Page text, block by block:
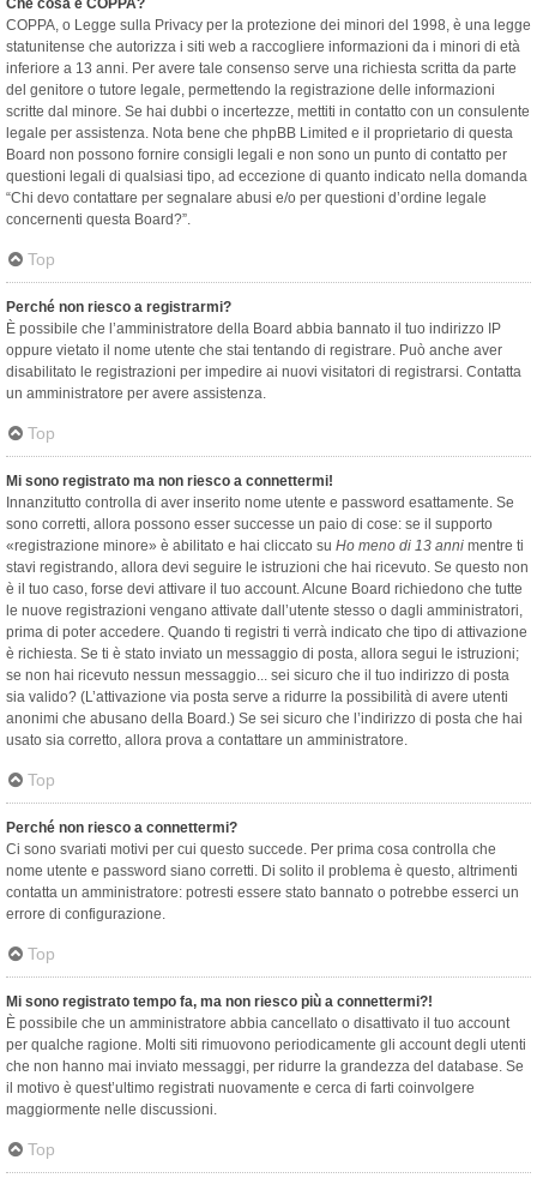
Che cosa è COPPA?
COPPA, o Legge sulla Privacy per la protezione dei minori del 1998, è una legge
statunitense che autorizza i siti web a raccogliere informazioni da i minori di età
inferiore a 13 anni. Per avere tale consenso serve una richiesta scritta da parte
del genitore o tutore legale, permettendo la registrazione delle informazioni
scritte dal minore. Se hai dubbi o incertezze, mettiti in contatto con un consulente
legale per assistenza. Nota bene che phpBB Limited e il proprietario di questa
Board non possono fornire consigli legali e non sono un punto di contatto per
questioni legali di qualsiasi tipo, ad eccezione di quanto indicato nella domanda
“Chi devo contattare per segnalare abusi e/o per questioni d’ordine legale
concernenti questa Board?”.
Top
Perché non riesco a registrarmi?
È possibile che l’amministratore della Board abbia bannato il tuo indirizzo IP
oppure vietato il nome utente che stai tentando di registrare. Può anche aver
disabilitato le registrazioni per impedire ai nuovi visitatori di registrarsi. Contatta
un amministratore per avere assistenza.
Top
Mi sono registrato ma non riesco a connettermi!
Innanzitutto controlla di aver inserito nome utente e password esattamente. Se
sono corretti, allora possono esser successe un paio di cose: se il supporto
«registrazione minore» è abilitato e hai cliccato su Ho meno di 13 anni mentre ti
stavi registrando, allora devi seguire le istruzioni che hai ricevuto. Se questo non
è il tuo caso, forse devi attivare il tuo account. Alcune Board richiedono che tutte
le nuove registrazioni vengano attivate dall’utente stesso o dagli amministratori,
prima di poter accedere. Quando ti registri ti verrà indicato che tipo di attivazione
è richiesta. Se ti è stato inviato un messaggio di posta, allora segui le istruzioni;
se non hai ricevuto nessun messaggio... sei sicuro che il tuo indirizzo di posta
sia valido? (L’attivazione via posta serve a ridurre la possibilità di avere utenti
anonimi che abusano della Board.) Se sei sicuro che l’indirizzo di posta che hai
usato sia corretto, allora prova a contattare un amministratore.
Top
Perché non riesco a connettermi?
Ci sono svariati motivi per cui questo succede. Per prima cosa controlla che
nome utente e password siano corretti. Di solito il problema è questo, altrimenti
contatta un amministratore: potresti essere stato bannato o potrebbe esserci un
errore di configurazione.
Top
Mi sono registrato tempo fa, ma non riesco più a connettermi?!
È possibile che un amministratore abbia cancellato o disattivato il tuo account
per qualche ragione. Molti siti rimuovono periodicamente gli account degli utenti
che non hanno mai inviato messaggi, per ridurre la grandezza del database. Se
il motivo è quest’ultimo registrati nuovamente e cerca di farti coinvolgere
maggiormente nelle discussioni.
Top